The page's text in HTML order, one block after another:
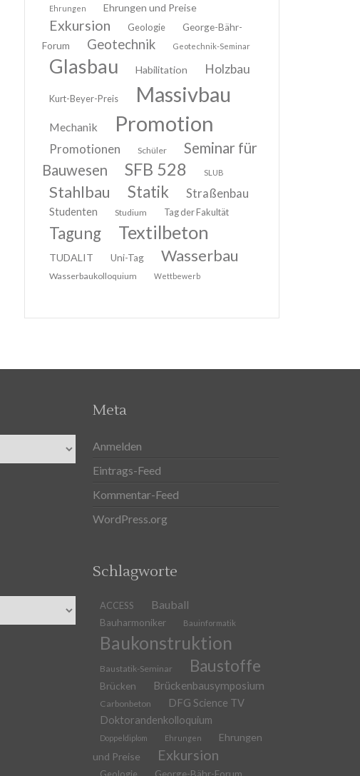
Ehrungen
Ehrungen und Preise
Exkursion Geologie
George-Bähr-
Forum
Geotechnik Geotechnik-Seminar
Glasbau Habilitation Holzbau
Kurt-Beyer-Preis Massivbau
Mechanik Promotion
Promotionen Schüler
Seminar für
Bauwesen
SFB 528 SLUB
Stahlbau Statik Straßenbau
Studenten Studium Tag der Fakultät
Tagung Textilbeton
TUDALIT Uni-Tag Wasserbau
Wasserbaukolloquium Wettbewerb
Meta
Anmelden
Eintrags-Feed
Kommentar-Feed
WordPress.org
Schlagworte
ACCESS Bauball
Bauharmoniker Bauinformatik
Baukonstruktion
Baustatik-Seminar Baustoffe
Brücken Brückenbausymposium
Carbonbeton
DFG Science TV
Doktorandenkolloquium
Doppeldiplom Ehrungen
Ehrungen
und Preise
Exkursion
Geologie George-Bähr-Forum